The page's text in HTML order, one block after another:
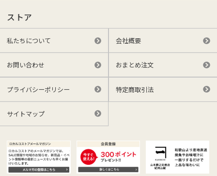
ストア
私たちについて 会社概要
お問い合わせ おまとめ注文
プライバシーポリシー 特定商取引法
サイトマップ